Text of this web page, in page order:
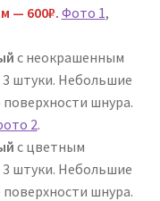
— 600₽. Фото 1,
с неокрашенным
штуки. Небольшие
шнура.
2.
с цветным
штуки. Небольшие
шнура.